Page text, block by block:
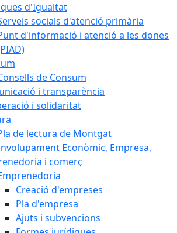
d'Igualtat
socials d'atenció primària
d'informació i atenció a les dones
de Consum
i transparència
i solidaritat
de lectura de Montgat
Econòmic, Empresa,
i comerç
Creació d'empreses
Pla d'empresa
Ajuts i subvencions